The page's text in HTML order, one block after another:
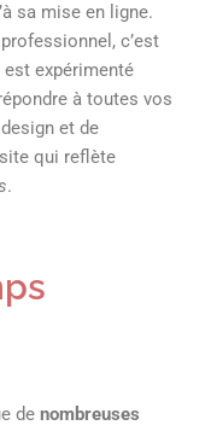
sa mise en ligne.
c’est
est expérimenté
à toutes vos
et de
qui reflète
.
de nombreuses